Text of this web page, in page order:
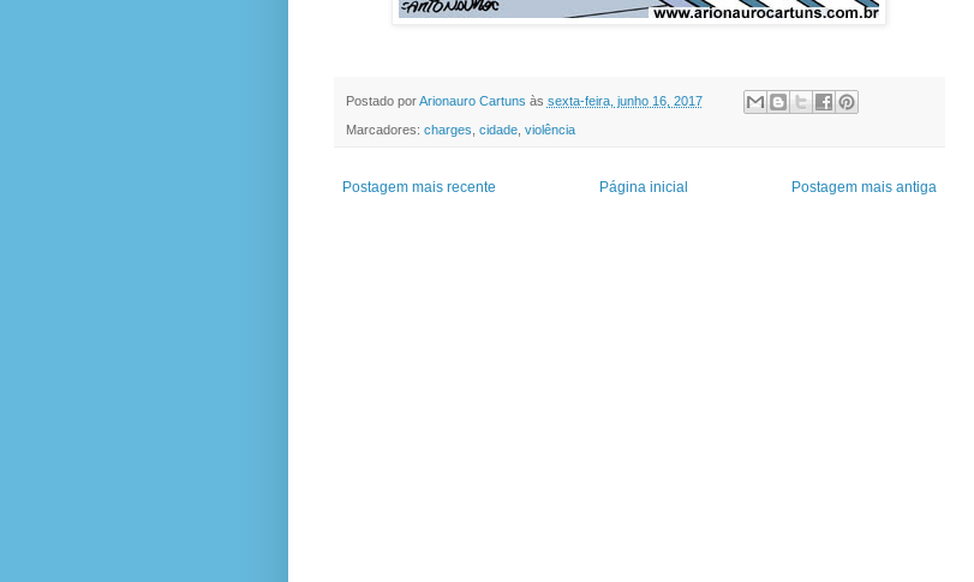
Postado porArionauro Cartuns às sexta-feira, junho 16, 2017
Marcadores: charges cidade, violência
Postagem mais recente Postagem mais antiga
Página inicial